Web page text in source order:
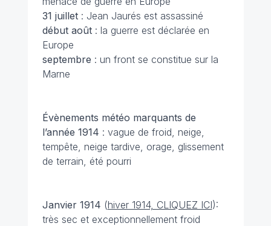
31 juillet: Jean Jaurés est assassiné
début août: la guerre est déclarée en
Europe
septembre : un front se constitue sur la
Marne
Évènements météo marquants de
l’année 1914 : vague de froid, neige,
tempête, neige tardive, orage, glissement
de terrain, été pourri
Janvier 1914 (hiver 1914, CLIQUEZ ICI):
très sec et exceptionnellement froid